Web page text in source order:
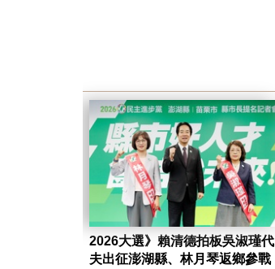
2026大選》賴清德拍板吳淑瑾代
夫出征澎湖縣、林月琴返鄉參戰